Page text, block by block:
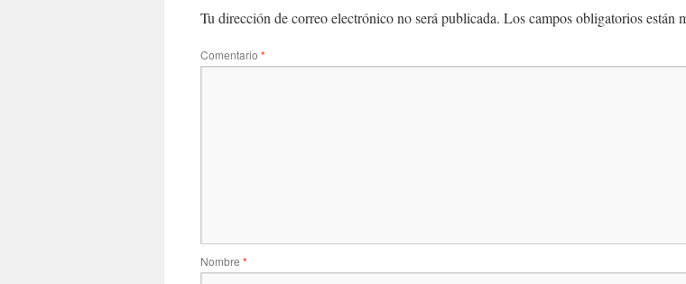
Tu dirección de correo electrónico no será publicada. Los campos obligatorios están
Comentario *
Nombre *